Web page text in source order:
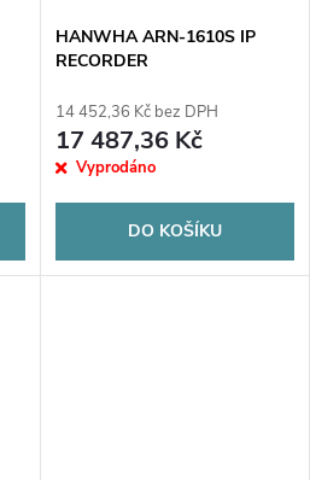
HANWHA ARN-1610S IP
RECORDER
14 452,36 Kč bez DPH
17 487,36 Kč
Vyprodáno
DO KOŠÍKU